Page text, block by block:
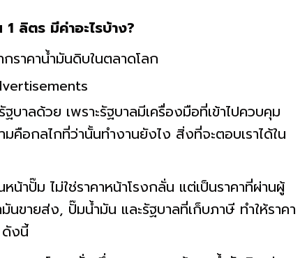
ลิตร มีค่าอะไรบ้าง?
ราคาน้ำมันดิบในตลาดโลก
าลด้วย เพราะรัฐบาลมีเครื่องมือที่เข้าไปควบคุม
คือกลไกที่ว่านั้นทำงานยังไง สิ่งที่จะตอบเราได้ใน
น้าปั๊ม ไม่ใช่ราคาหน้าโรงกลั่น แต่เป็นราคาที่ผ่านผู้
ขายส่ง, ปั๊มน้ำมัน และรัฐบาลที่เก็บภาษี ทำให้ราคา
ดังนี้